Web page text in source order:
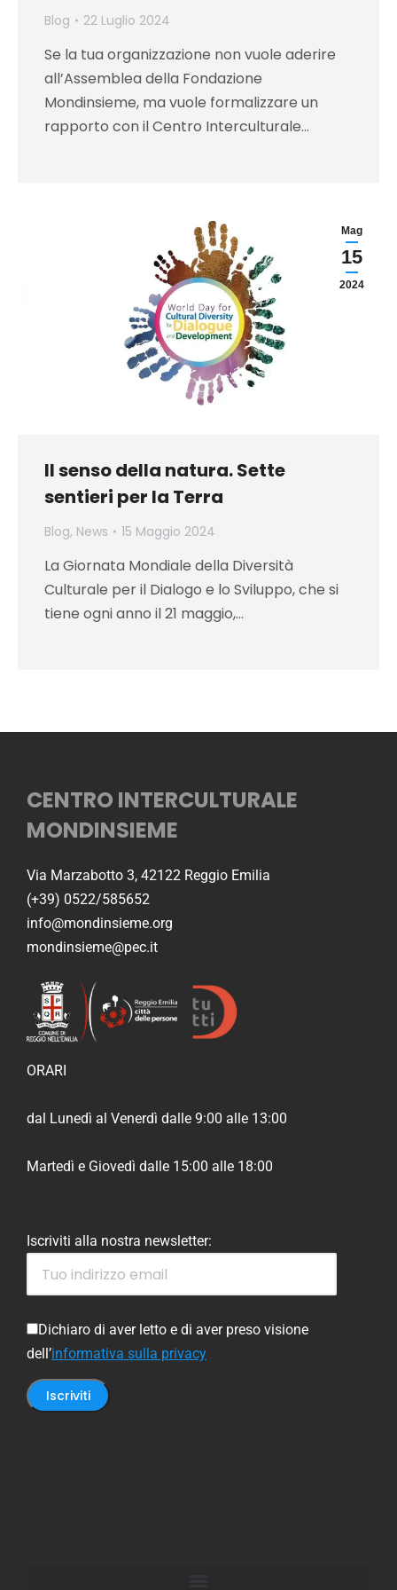
Blog 22 Luglio 2024
Se la tua organizzazione non vuole aderire
all’Assemblea della Fondazione
Mondinsieme, ma vuole formalizzare un
rapporto con il Centro Interculturale…
Mag
15
2024
Il senso della natura. Sette
sentieri per la Terra
Blog, News 15 Maggio 2024
La Giornata Mondiale della Diversità
Culturale per il Dialogo e lo Sviluppo, che si
tiene ogni anno il 21 maggio,…
CENTRO INTERCULTURALE
MONDINSIEME
Via Marzabotto 3, 42122 Reggio Emilia
(+39) 0522/585652
info@mondinsieme.org
mondinsieme@pec.it
ORARI
dal Lunedì al Venerdì dalle 9:00 alle 13:00
Martedì e Giovedì dalle 15:00 alle 18:00
Iscriviti alla nostra newsletter:
Dichiaro di aver letto e di aver preso visione
dell’informativa sulla privacy